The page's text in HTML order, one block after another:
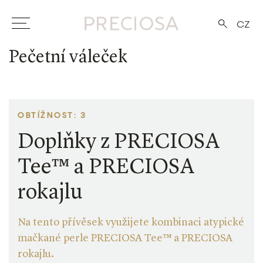
CZ
Pečetní váleček
OBTÍŽNOST: 3
Doplňky z PRECIOSA
Tee™ a PRECIOSA
rokajlu
Na tento přívěsek využijete kombinaci atypické
mačkané perle PRECIOSA Tee™ a PRECIOSA
rokajlu.